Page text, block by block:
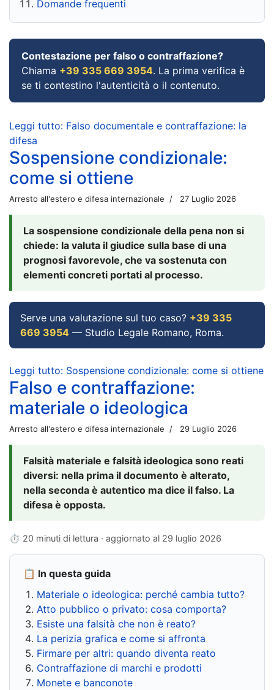
Domande frequenti
Contestazione per falso o contraffazione?
Chiama +39 335 669 3954. La prima verifica è
se ti contestino l'autenticità o il contenuto.
Leggi tutto: Falso documentale e contraffazione: la
difesa
Sospensione condizionale:
come si ottiene
Arresto all'estero e difesa internazionale 27 Luglio 2026
La sospensione condizionale della pena non si
chiede: la valuta il giudice sulla base di una
prognosi favorevole, che va sostenuta con
elementi concreti portati al processo.
Serve una valutazione sul tuo caso? +39 335
669 3954 — Studio Legale Romano, Roma.
Leggi tutto: Sospensione condizionale: come si ottiene
Falso e contraffazione:
materiale o ideologica
Arresto all'estero e difesa internazionale 29 Luglio 2026
Falsità materiale e falsità ideologica sono reati
diversi: nella prima il documento è alterato,
nella seconda è autentico ma dice il falso. La
difesa è opposta.
⏱ 20 minuti di lettura · aggiornato al 29 luglio 2026
📋 In questa guida
Materiale o ideologica: perché cambia tutto?
Atto pubblico o privato: cosa comporta?
Esiste una falsità che non è reato?
La perizia grafica e come si affronta
Firmare per altri: quando diventa reato
Contraffazione di marchi e prodotti
Monete e banconote